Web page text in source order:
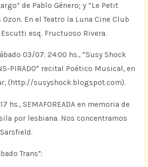
de Pablo Género; y “Le Petit
En el Teatro la Luna Cine Club
Escutti esq. Fructuoso Rivera.
03/07: 24:00 hs., “Susy Shock
PIRADO” recital Poético Musical, en
(http://susyshock.blogspot.com).
hs., SEMAFOREADA en memoria de
por lesbiana. Nos concentramos
Trans”: